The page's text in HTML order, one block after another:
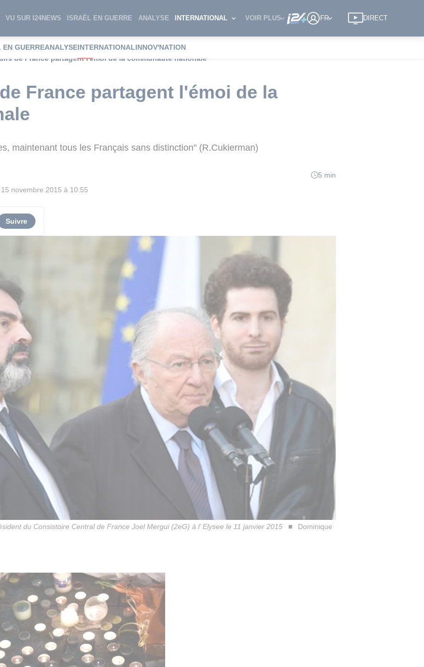
VU SUR I24NEWS ISRAËL EN GUERRE ANALYSE INTERNATIONAL VOIR PLUS FR DIRECT
EN GUERREANALYSEINTERNATIONALINNOV'NATION
de France partagent l'émoi de la communauté nationale
France partagent l'émoi de la
maintenant tous les Français sans distinction" (R.Cukierman)
5 min
15 novembre 2015 à 10:55
Suivre
du Consistoire Central de France Joel Mergui (2eG) à l’ Elysee le 11 janvier 2015
Dominique